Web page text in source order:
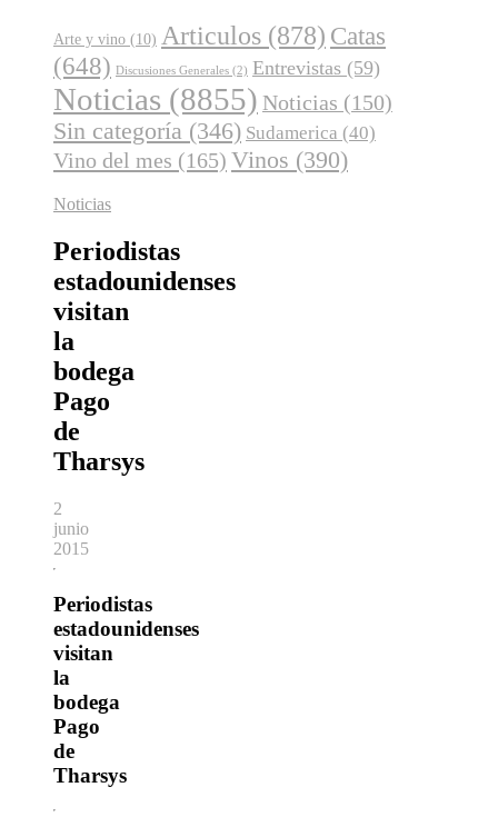
Arte y vino (10) Articulos (878) Catas
(648) Discusiones Generales (2) Entrevistas (59)
Noticias (8855) Noticias (150)
Sin categoría (346) Sudamerica (40)
Vino del mes (165) Vinos (390)
Noticias
Periodistas
estadounidenses
visitan
la
bodega
Pago
de
Tharsys
2
junio
2015
Periodistas
estadounidenses
visitan
la
bodega
Pago
de
Tharsys